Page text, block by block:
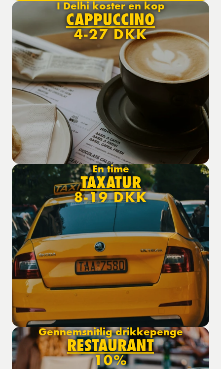
I Delhi koster en kop
CAPPUCCINO
4-27 DKK
En time
TAXATUR
8-19 DKK
Gennemsnitlig drikkepenge
RESTAURANT
10%